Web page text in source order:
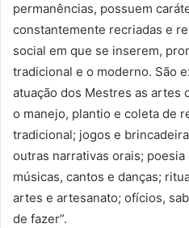
permanências, possuem
constantemente recriadas e
social em que se inserem,
tradicional e o moderno. São
atuação dos Mestres as artes
o manejo, plantio e coleta de
tradicional; jogos e
outras narrativas orais;
músicas, cantos e danças;
artes e artesanato; ofícios,
de fazer”.